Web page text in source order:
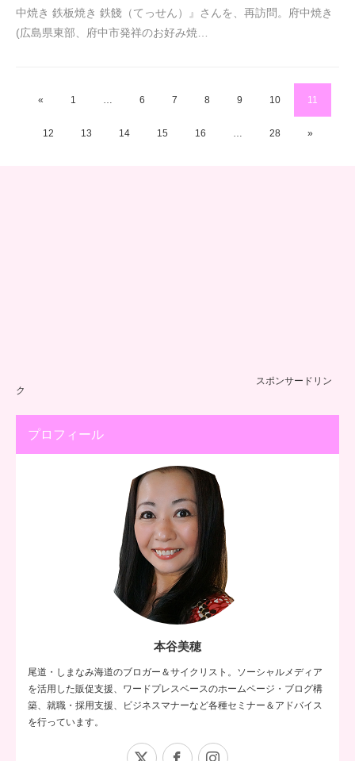
中焼き 鉄板焼き 鉄餞（てっせん）』さんを、再訪問。府中焼き
(広島県東部、府中市発祥のお好み焼…
« 1 … 6 7 8 9 10 11
12 13 14 15 16 … 28 »
スポンサードリン
ク
プロフィール
本谷美穂
尾道・しまなみ海道のブロガー＆サイクリスト。ソーシャルメディア
を活用した販促支援、ワードプレスベースのホームページ・ブログ構
築、就職・採用支援、ビジネスマナーなど各種セミナー＆アドバイス
を行っています。
Facebook